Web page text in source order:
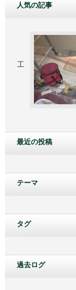
人気の記事
最近の投稿
テーマ
タグ
過去ログ